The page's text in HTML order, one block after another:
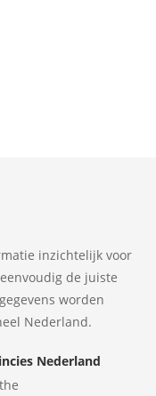
inzichtelijk voor
de juiste
worden
Nederland.
Nederland